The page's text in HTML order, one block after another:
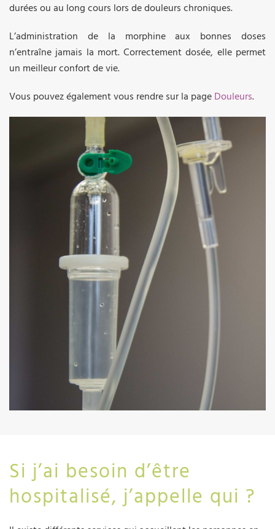
durées ou au long cours lors de douleurs chroniques.
L’administration de la morphine aux bonnes doses
n’entraîne jamais la mort. Correctement dosée, elle permet
un meilleur confort de vie.
Vous pouvez également vous rendre sur la page Douleurs.
Si j’ai besoin d’être
hospitalisé, j’appelle qui ?